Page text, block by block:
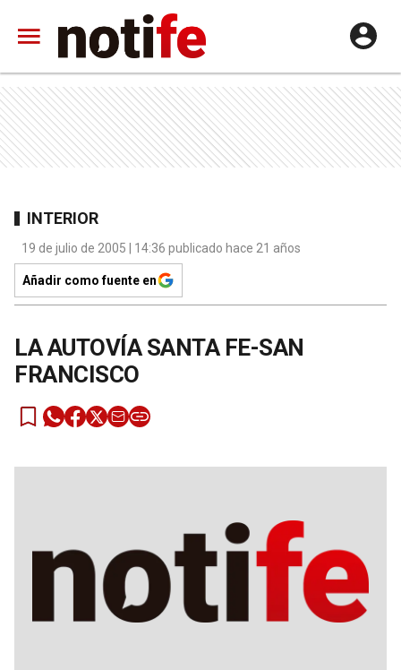
INTERIOR
19 de julio de 2005 | 14:36 publicado hace 21 años
Añadir como fuente en
LA AUTOVÍA SANTA FE-SAN
FRANCISCO